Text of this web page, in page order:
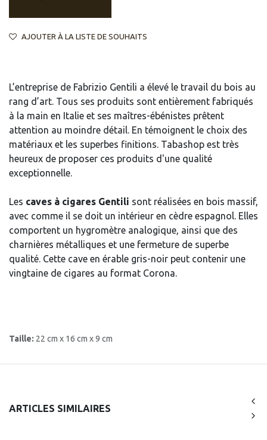
AJOUTER À LA LISTE DE SOUHAITS
L’entreprise de Fabrizio Gentili a élevé le travail du bois au
rang d’art. Tous ses produits sont entièrement fabriqués
à la main en Italie et ses maîtres-ébénistes prêtent
attention au moindre détail. En témoignent le choix des
matériaux et les superbes finitions. Tabashop est très
heureux de proposer ces produits d'une qualité
exceptionnelle.
Les caves à cigares Gentili sont réalisées en bois massif,
avec comme il se doit un intérieur en cèdre espagnol. Elles
comportent un hygromètre analogique, ainsi que des
charnières métalliques et une fermeture de superbe
qualité. Cette cave en érable gris-noir peut contenir une
vingtaine de cigares au format Corona.
Taille: 22 cm x 16 cm x 9 cm
ARTICLES SIMILAIRES